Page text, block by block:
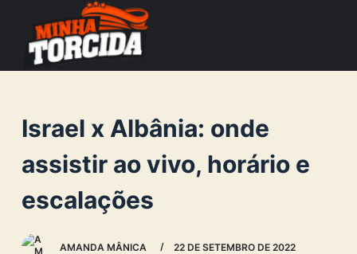
o
n
e
Israel x Albânia: onde
assistir ao vivo, horário e
escalações
AMANDA MÂNICA 22 DE SETEMBRO DE 2022